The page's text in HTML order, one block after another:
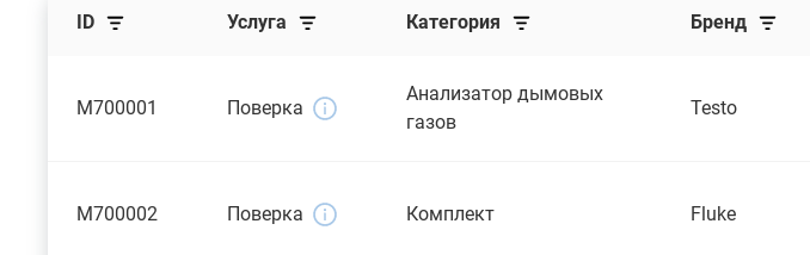
ID Услуга Категория Бренд
M700001 Поверка
Анализатор дымовых
газов
Testo
M700002 Поверка Комплект Fluke